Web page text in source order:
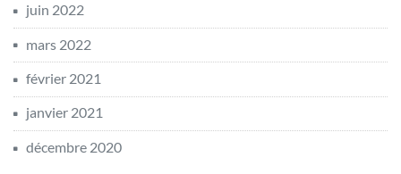
juin 2022
mars 2022
février 2021
janvier 2021
décembre 2020